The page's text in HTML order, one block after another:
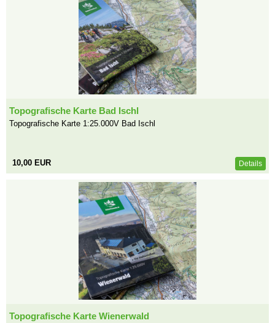
Topografische Karte Bad Ischl
Topografische Karte 1:25.000V Bad Ischl
10,00 EUR Details
Topografische Karte Wienerwald